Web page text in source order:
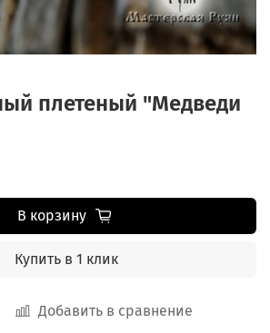
плетеный "Медведи
Добавить в сравнение
В корзину
Купить в 1 клик